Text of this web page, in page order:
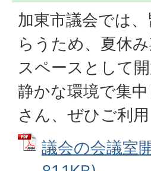
加東市議会では
らうため、夏休
スペースとして開
静かな環境で集
さん、ぜひご利
議会の会議室